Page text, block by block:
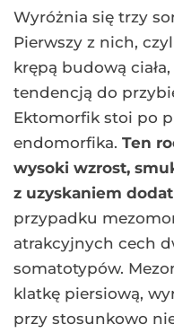
Wyróżnia się trzy
Pierwszy z nich,
krępą budową
tendencją do
Ektomorfik stoi po
endomorfika. Ten
wysoki wzrost,
z uzyskaniem
przypadku
atrakcyjnych cech
somatotypów.
klatkę piersiową,
przy stosunkowo